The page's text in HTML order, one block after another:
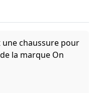
chaussure pour
la marque On